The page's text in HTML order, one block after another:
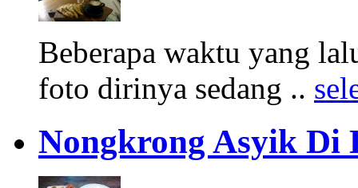
Beberapa waktu yang
foto dirinya sedang ..
Nongkrong Asyik Di